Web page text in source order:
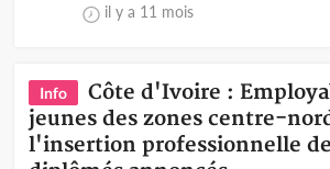
il y a 11 mois
Info
Côte d'Ivoire :
jeunes des zones centre-
l'insertion professionnelle